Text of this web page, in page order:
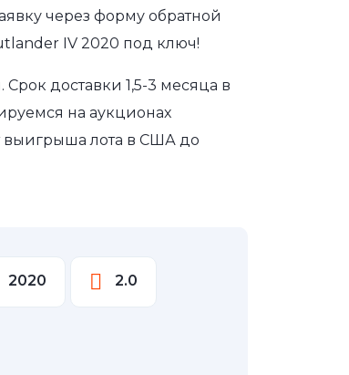
через форму обратной
IV 2020 под ключ!
доставки 1,5-3 месяца в
на аукционах
выигрыша лота в США до
2020 2.0